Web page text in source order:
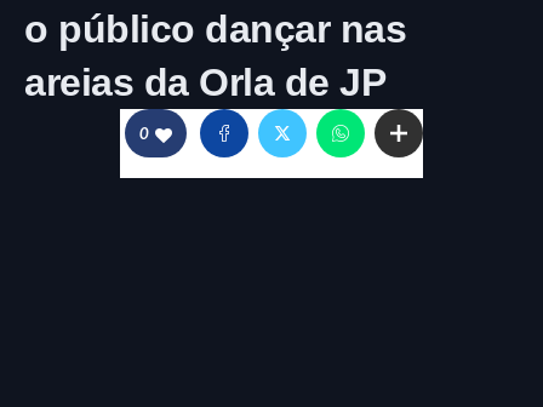
o público dançar nas
areias da Orla de JP
0